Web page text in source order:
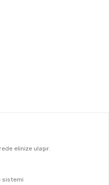
elinize ulaşır.
sistemi